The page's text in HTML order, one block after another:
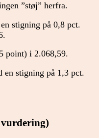
”støj” herfra.
stigning på 0,8 pct.
point) i 2.068,59.
en stigning på 1,3 pct.